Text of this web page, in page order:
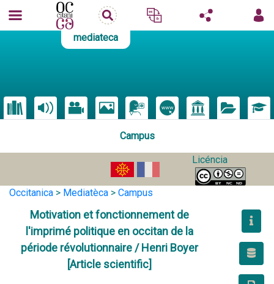
mediateca
Campus
Licéncia
Occitanica > Mediatèca > Campus
Motivation et fonctionnement de
l'imprimé politique en occitan de la
période révolutionnaire / Henri Boyer
[Article scientific]